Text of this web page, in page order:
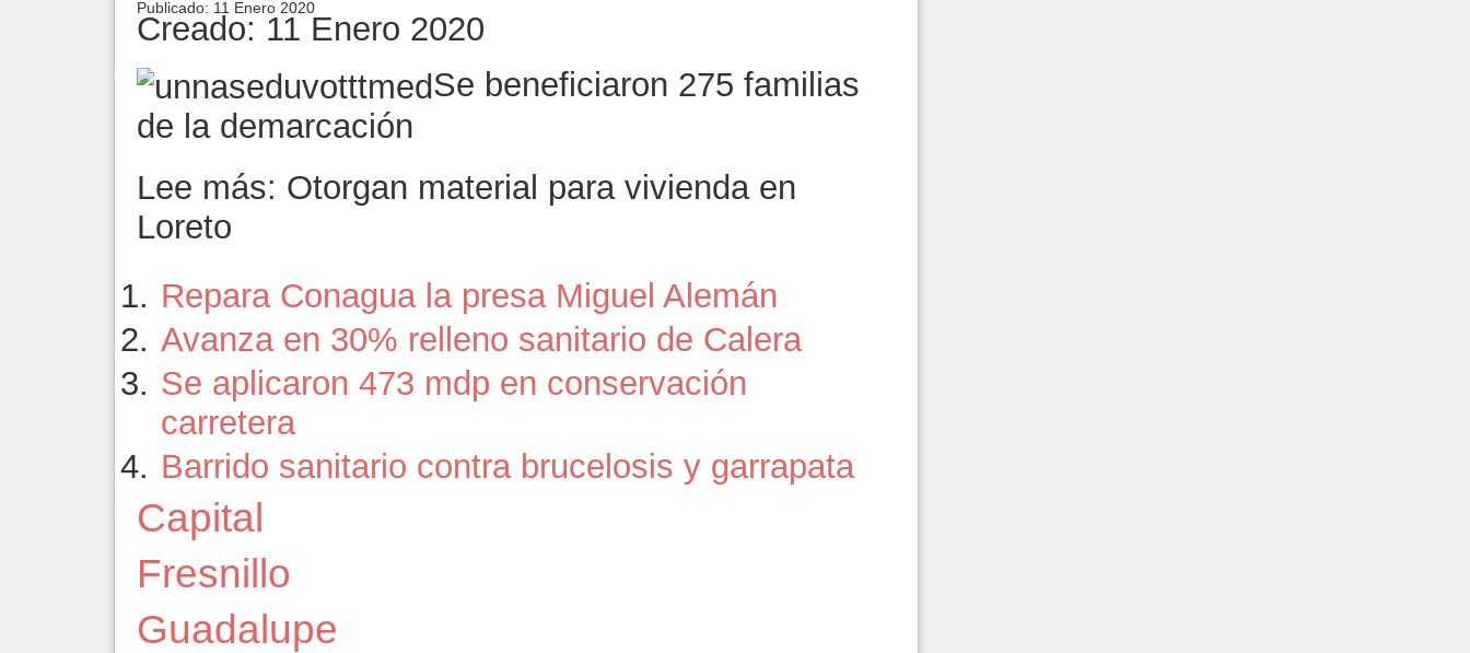
Publicado: 11 Enero 2020
Creado: 11 Enero 2020
Se beneficiaron 275 familias
de la demarcación
Lee más: Otorgan material para vivienda en
Loreto
Repara Conagua la presa Miguel Alemán
Avanza en 30% relleno sanitario de Calera
Se aplicaron 473 mdp en conservación
carretera
Barrido sanitario contra brucelosis y garrapata
Capital
Fresnillo
Guadalupe